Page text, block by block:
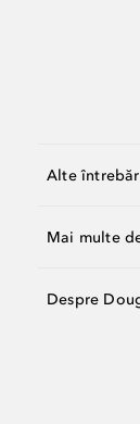
Alte
Mai multe
Despre